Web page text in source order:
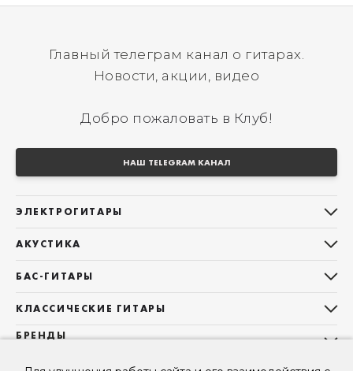
Главный телеграм канал о гитарах.
Новости, акции, видео
Добро пожаловать в Клуб!
НАШ TELEGRAM КАНАЛ
ЭЛЕКТРОГИТАРЫ
Telecaster
Les Paul
Superstrat
АКУСТИКА
Фолки (ОМ, 000, 00)
Гранд Аудиториум
БАС-ГИТАРЫ
Precision Bass
КЛАССИЧЕСКИЕ ГИТАРЫ
Все классические гитары
БРЕНДЫ